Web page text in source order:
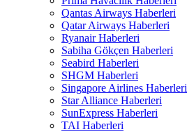
Qantas Airways Haberleri
Qatar Airways Haberleri
Ryanair Haberleri
Sabiha Gökçen Haberleri
Seabird Haberleri
SHGM Haberleri
Singapore Airlines Haberleri
Star Alliance Haberleri
SunExpress Haberleri
TAI Haberleri